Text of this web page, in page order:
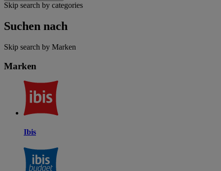
Skip search by categories
Suchen nach
Skip search by Marken
Marken
Ibis